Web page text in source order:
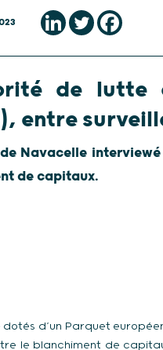
de lutte
entre
Navacelle
de capitaux.
dotés d’un Parquet
le blanchiment de